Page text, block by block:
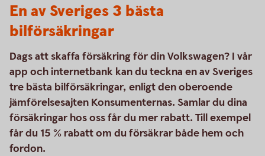
En av Sveriges 3 bästa
bilförsäkringar
Dags att skaffa försäkring för din Volkswagen? I vår
app och internetbank kan du teckna en av Sveriges
tre bästa bilförsäkringar, enligt den oberoende
jämförelsesajten Konsumenternas. Samlar du dina
försäkringar hos oss får du mer rabatt. Till exempel
får du 15 % rabatt om du försäkrar både hem och
fordon.